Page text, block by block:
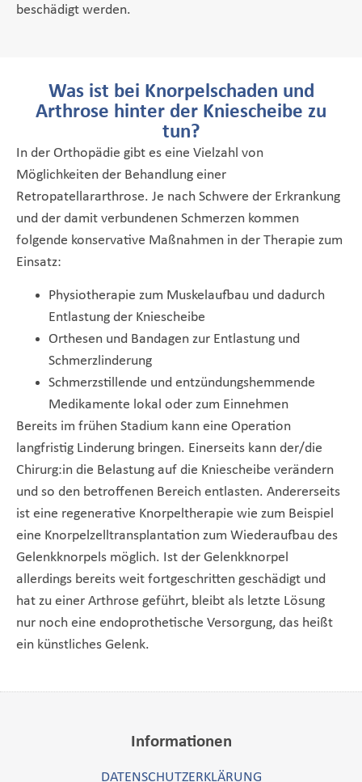
beschädigt werden.
Was ist bei Knorpelschaden und
Arthrose hinter der Kniescheibe zu
tun?
In der Orthopädie gibt es eine Vielzahl von
Möglichkeiten der Behandlung einer
Retropatellararthrose. Je nach Schwere der Erkrankung
und der damit verbundenen Schmerzen kommen
folgende konservative Maßnahmen in der Therapie zum
Einsatz:
Physiotherapie zum Muskelaufbau und dadurch
Entlastung der Kniescheibe
Orthesen und Bandagen zur Entlastung und
Schmerzlinderung
Schmerzstillende und entzündungshemmende
Medikamente lokal oder zum Einnehmen
Bereits im frühen Stadium kann eine Operation
langfristig Linderung bringen. Einerseits kann der/die
Chirurg:in die Belastung auf die Kniescheibe verändern
und so den betroffenen Bereich entlasten. Andererseits
ist eine regenerative Knorpeltherapie wie zum Beispiel
eine Knorpelzelltransplantation zum Wiederaufbau des
Gelenkknorpels möglich. Ist der Gelenkknorpel
allerdings bereits weit fortgeschritten geschädigt und
hat zu einer Arthrose geführt, bleibt als letzte Lösung
nur noch eine endoprothetische Versorgung, das heißt
ein künstliches Gelenk.
Informationen
DATENSCHUTZERKLÄRUNG